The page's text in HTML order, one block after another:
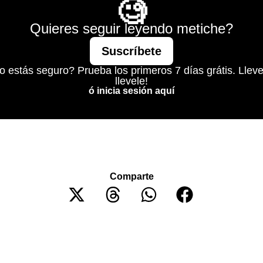
🧐
Quieres seguir leyendo metiche?
Suscríbete
estás seguro? Prueba los primeros 7 días grátis.
llevele!
ó inicia sesión aquí
Comparte